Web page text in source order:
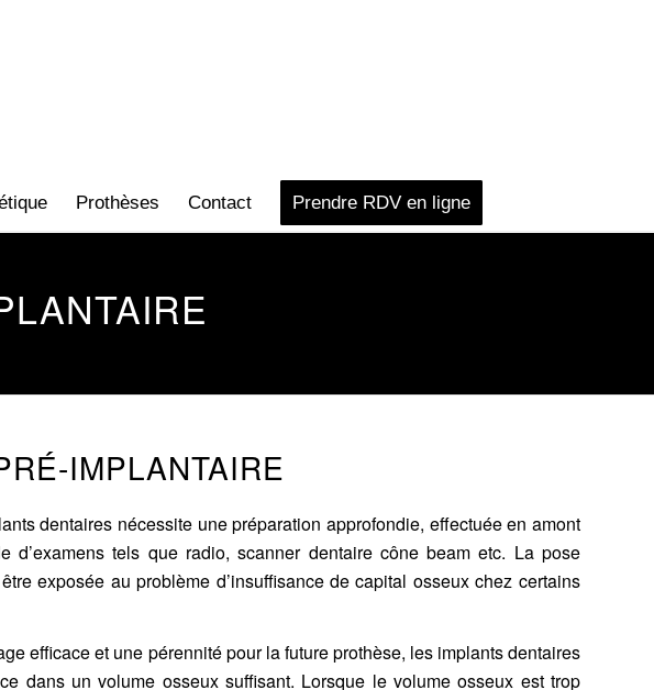
Prothèses Contact Prendre RDV en ligne
IMPLANTAIRE
dentaires nécessite une préparation approfondie, effectuée en amont
d’examens tels que radio, scanner dentaire cône beam etc. La pose
exposée au problème d’insuffisance de capital osseux chez certains
efficace et une pérennité pour la future prothèse, les implants dentaires
dans un volume osseux suffisant. Lorsque le volume osseux est trop